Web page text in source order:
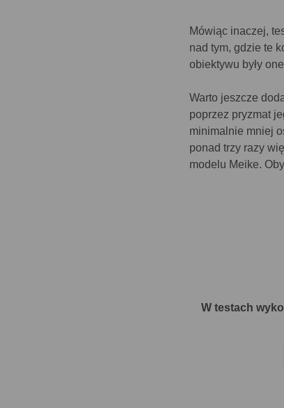
Mówiąc inaczej,
nad tym, gdzie te
obiektywu były
Warto jeszcze
poprzez pryzmat
minimalnie mniej
ponad trzy razy
modelu Meike.
W testach